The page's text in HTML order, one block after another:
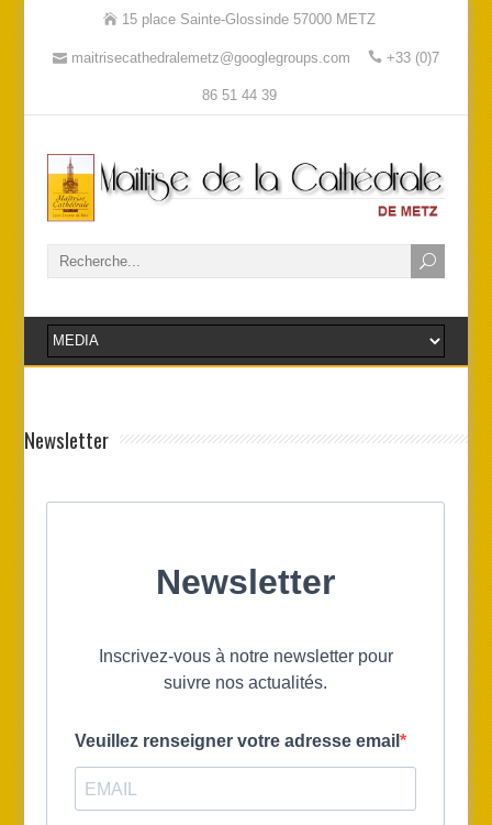
15 place Sainte-Glossinde 57000 METZ
maitrisecathedralemetz@googlegroups.com +33 (0)7
86 51 44 39
Newsletter